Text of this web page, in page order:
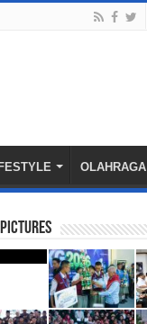
OLAHRAGA